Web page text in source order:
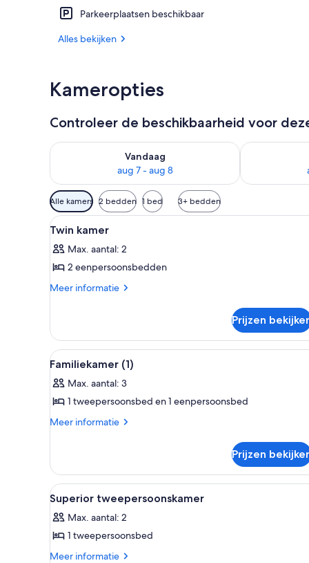
Parkeerplaatsen beschikbaar
Alles bekijken
Kameropties
Controleer de beschikbaarheid voor
Vandaag
aug 7 - aug 8
De beschikbaarheid controleren voor vanavond aug
De
Beschikbare
filters
voor
Alle kamers 2 bedden 1 bed 3+ bedden
Alle
foto's
voor
Twin
kamer
Een hotelkamer met een
1
Twin kamer
Max. aantal: 2
2 eenpersoonsbedden
Meer informatie
Meer
kamer
Prijzen
Alle
foto's
voor
Familiekamer
(1)
Hotelkamer met een groot
5
Familiekamer (1)
Max. aantal: 3
1 tweepersoonsbed en 1 eenpersoonsbed
Meer informatie
Meer
(1)
Prijzen
Alle
foto's
voor
Superior
tweepersoonskamer
Een hotelkamer met een
3
Superior tweepersoonskamer
Max. aantal: 2
1 tweepersoonsbed
Meer informatie
Meer